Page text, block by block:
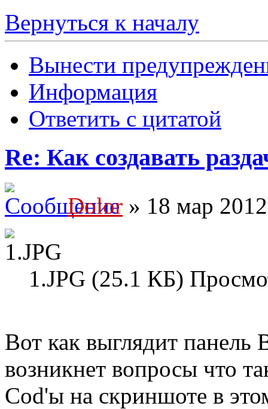
Вернуться к началу
Вынести
Информация
Ответить с цитатой
Re: Как создавать
Dolor » 18 мар
1.JPG (25.1 КБ)
Вот как выглядит панель
возникнет вопросы что
Cod'ы на скриншоте в